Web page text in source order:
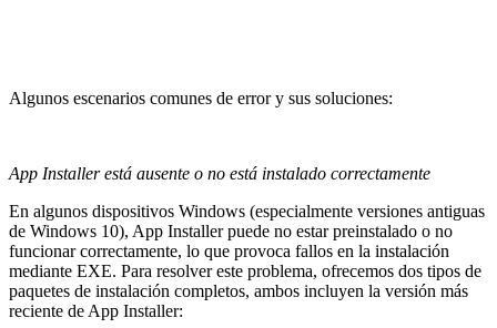
Algunos escenarios comunes de error y sus soluciones:
App Installer está ausente o no está instalado correctamente
En algunos dispositivos Windows (especialmente versiones antiguas
de Windows 10), App Installer puede no estar preinstalado o no
funcionar correctamente, lo que provoca fallos en la instalación
mediante EXE. Para resolver este problema, ofrecemos dos tipos de
paquetes de instalación completos, ambos incluyen la versión más
reciente de App Installer: